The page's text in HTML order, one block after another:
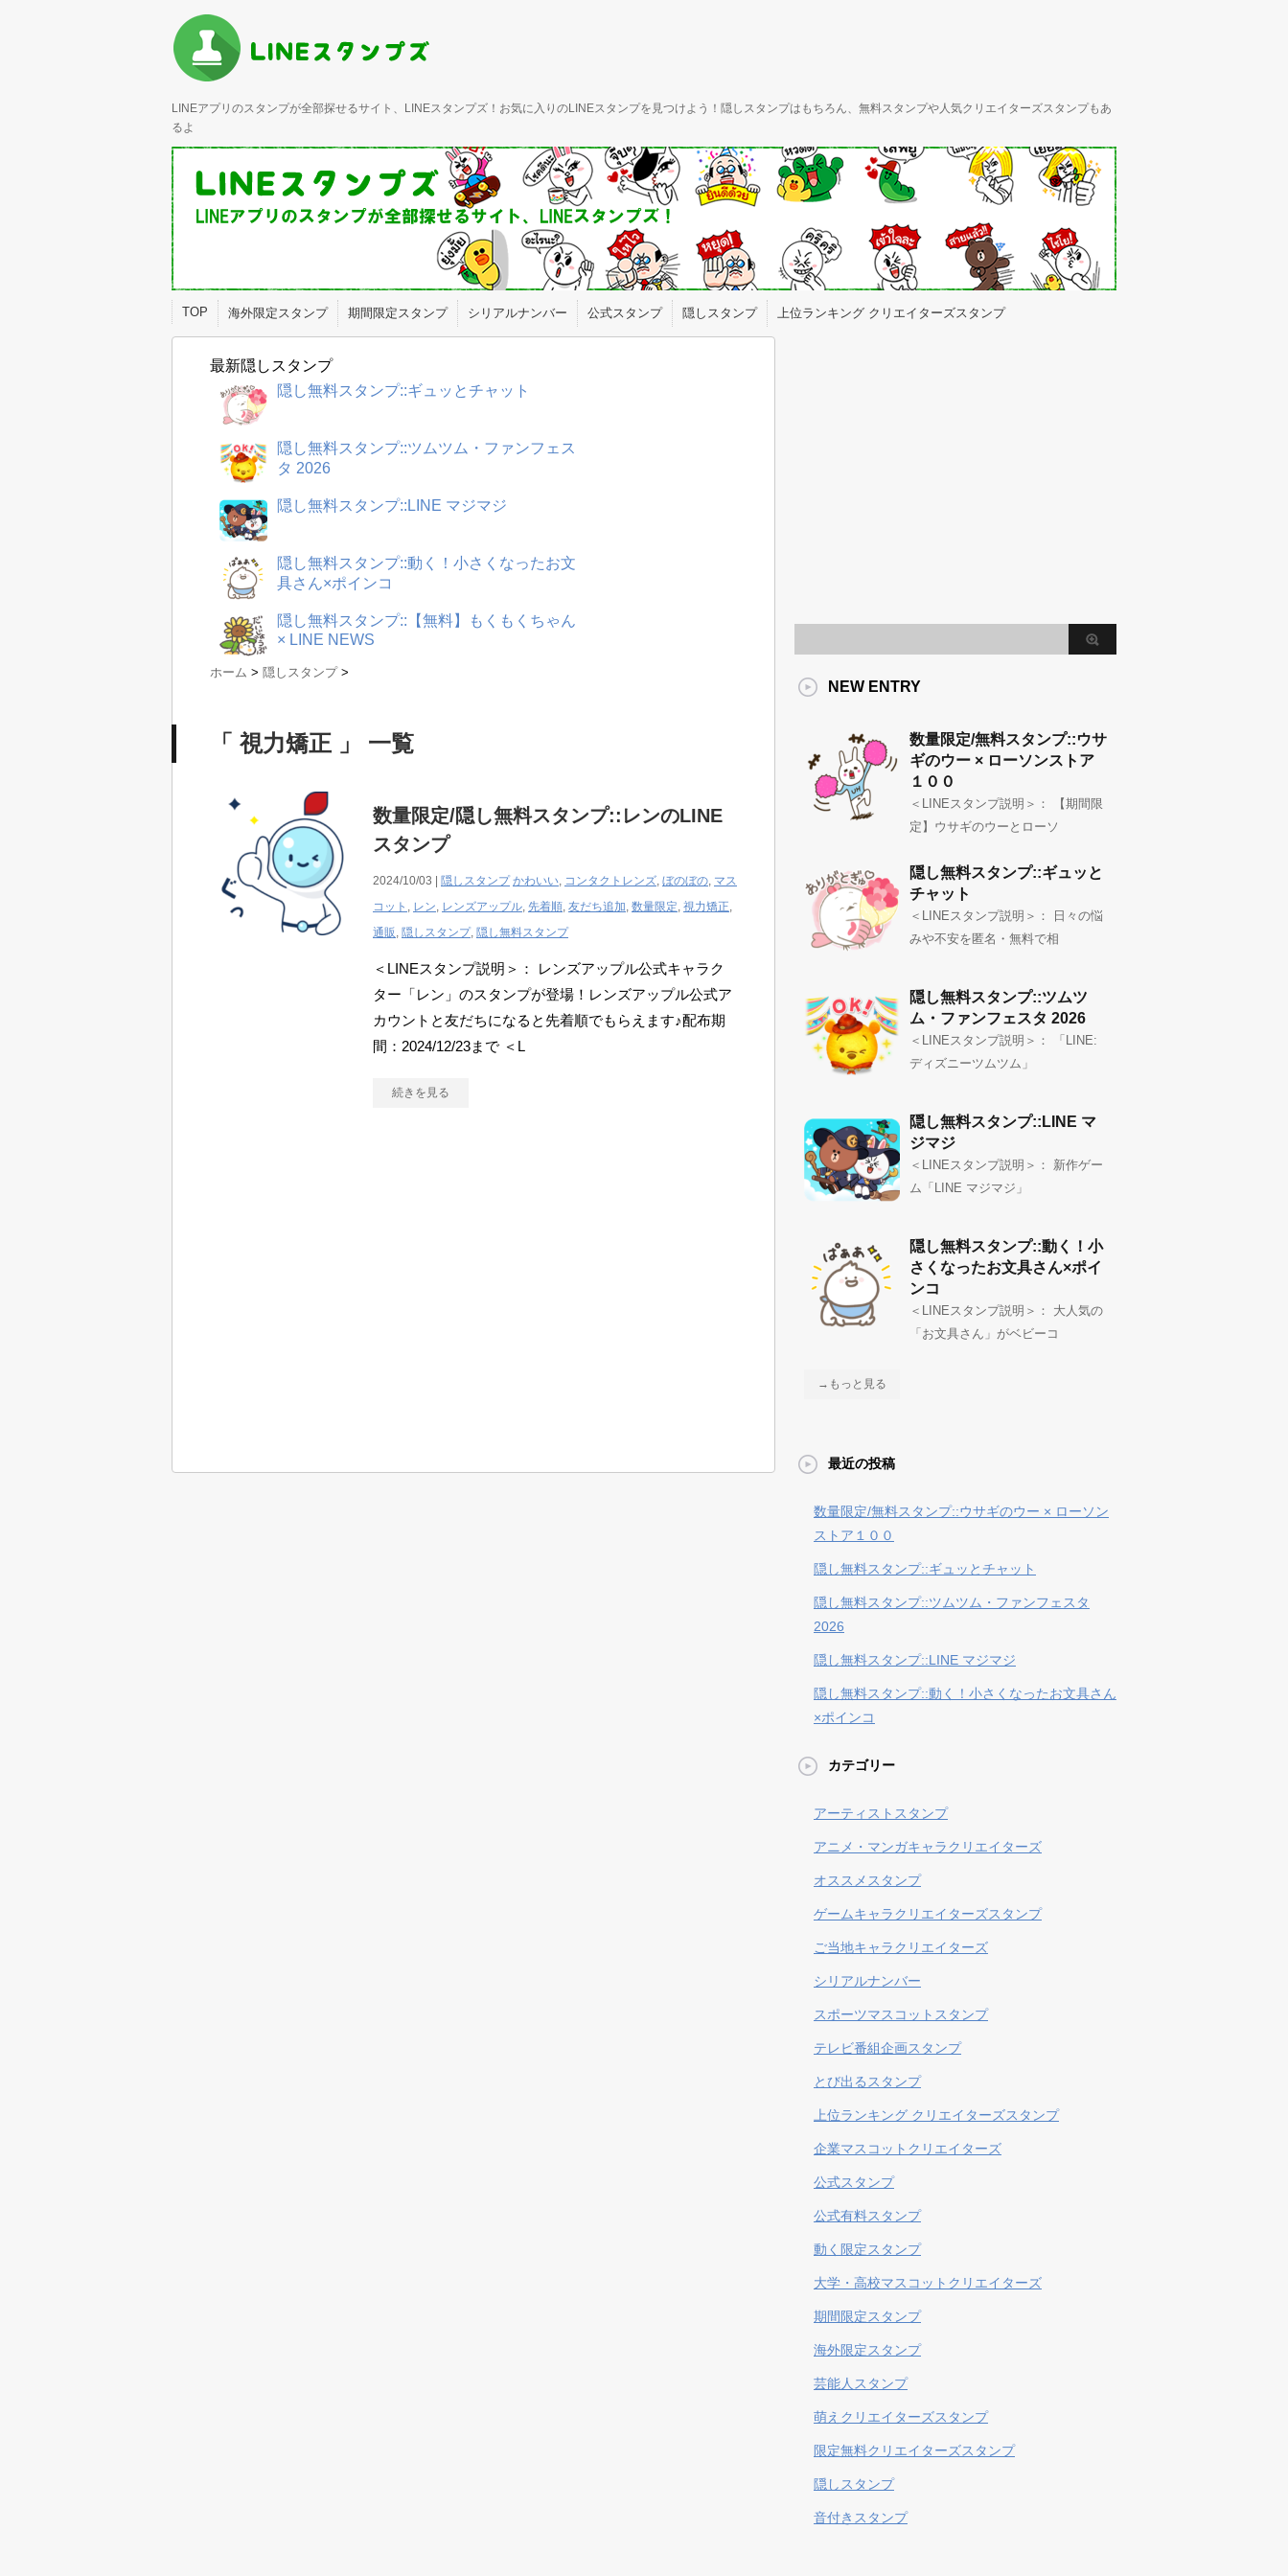
LINEアプリのスタンプが全部探せるサイト、LINEスタンプズ！お気に入りのLINEスタンプを見つけよう！隠しスタンプはもちろん、無料スタンプや人気クリエイターズスタンプもあ
るよ
TOP 海外限定スタンプ 期間限定スタンプ シリアルナンバー 公式スタンプ 隠しスタンプ 上位ランキング クリエイターズスタンプ
最新隠しスタンプ
隠し無料スタンプ::ギュッとチャット
隠し無料スタンプ::ツムツム・ファンフェス
タ 2026
隠し無料スタンプ::LINE マジマジ
隠し無料スタンプ::動く！小さくなったお文
具さん×ポインコ
隠し無料スタンプ::【無料】もくもくちゃん
× LINE NEWS
ホーム > 隠しスタンプ >
「 視力矯正 」 一覧
数量限定/隠し無料スタンプ::レンのLINE
スタンプ
2024/10/03 | 隠しスタンプ かわいい, コンタクトレンズ, ぼのぼの, マス
コット , レン, レンズアップル, 先着順, 友だち追加, 数量限定, 視力矯正,
通販 , 隠しスタンプ, 隠し無料スタンプ
＜LINEスタンプ説明＞： レンズアップル公式キャラク
ター「レン」のスタンプが登場！レンズアップル公式ア
カウントと友だちになると先着順でもらえます♪配布期
間：2024/12/23まで ＜L
続きを見る
NEW ENTRY
数量限定/無料スタンプ::ウサ
ギのウー × ローソンストア
１００
＜LINEスタンプ説明＞： 【期間限
定】ウサギのウーとローソ
隠し無料スタンプ::ギュッと
チャット
＜LINEスタンプ説明＞： 日々の悩
みや不安を匿名・無料で相
隠し無料スタンプ::ツムツ
ム・ファンフェスタ 2026
＜LINEスタンプ説明＞： 「LINE:
ディズニーツムツム」
隠し無料スタンプ::LINE マ
ジマジ
＜LINEスタンプ説明＞： 新作ゲー
ム「LINE マジマジ」
隠し無料スタンプ::動く！小
さくなったお文具さん×ポイ
ンコ
＜LINEスタンプ説明＞： 大人気の
「お文具さん」がベビーコ
→もっと見る
最近の投稿
数量限定/無料スタンプ::ウサギのウー × ローソン
ストア１００
隠し無料スタンプ::ギュッとチャット
隠し無料スタンプ::ツムツム・ファンフェスタ
2026
隠し無料スタンプ::LINE マジマジ
隠し無料スタンプ::動く！小さくなったお文具さん
×ポインコ
カテゴリー
アーティストスタンプ
アニメ・マンガキャラクリエイターズ
オススメスタンプ
ゲームキャラクリエイターズスタンプ
ご当地キャラクリエイターズ
シリアルナンバー
スポーツマスコットスタンプ
テレビ番組企画スタンプ
とび出るスタンプ
上位ランキング クリエイターズスタンプ
企業マスコットクリエイターズ
公式スタンプ
公式有料スタンプ
動く限定スタンプ
大学・高校マスコットクリエイターズ
期間限定スタンプ
海外限定スタンプ
芸能人スタンプ
萌えクリエイターズスタンプ
限定無料クリエイターズスタンプ
隠しスタンプ
音付きスタンプ